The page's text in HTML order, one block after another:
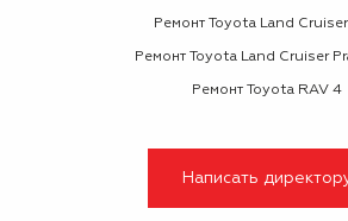
Ремонт Toyota Land
Ремонт Toyota Land Cruiser
Ремонт Toyota RAV 4
Написать